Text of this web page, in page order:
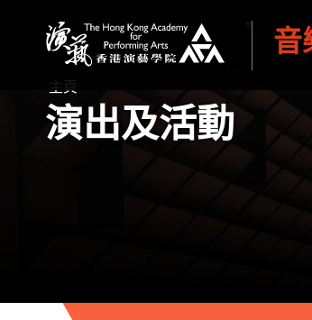
音
主頁
演出及活動